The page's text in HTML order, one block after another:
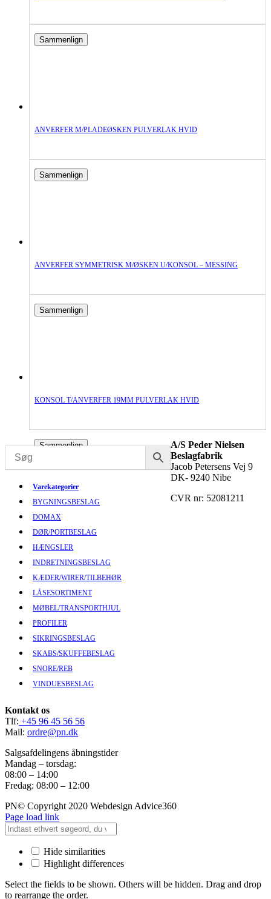
Sammenlign
ANVERFER M/PLADEØSKEN PULVERLAK HVID
Sammenlign
ANVERFER SYMMETRISK M/ØSKEN U/KONSOL – MESSING
Sammenlign
KONSOL T/ANVERFER 19MM PULVERLAK HVID
Sammenlign
Varekategorier
BYGNINGSBESLAG
DOMAX
DØR/PORTBESLAG
HÆNGSLER
INDRETNINGSBESLAG
KÆDER/WIRER/TILBEHØR
LÅSESORTIMENT
MØBEL/TRANSPORTHJUL
PROFILER
SIKRINGSBESLAG
SKABS/SKUFFEBESLAG
SNORE/REB
VINDUESBESLAG
A/S Peder Nielsen
Beslagfabrik
Jacob Petersens Vej 9
DK- 9240 Nibe
CVR nr: 52081211
Kontakt os
Tlf: +45 96 45 56 56
Mail: ordre@pn.dk
Salgsafdelingens åbningstider
Mandag – torsdag:
08:00 – 14:00
Fredag: 08:00 – 12:00
PN© Copyright 2020 Webdesign Advice360
Page load link
Hide similarities
Highlight differences
Select the fields to be shown. Others will be hidden. Drag and drop
to rearrange the order.